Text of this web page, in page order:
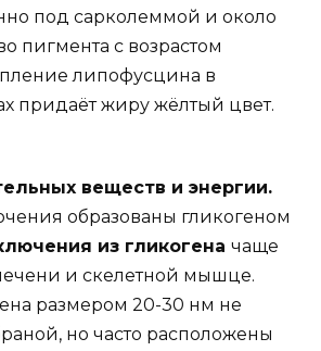
под сарколеммой и около
пигмента с возрастом
липофусцина в
придаёт жиру жёлтый цвет.
веществ и энергии.
образованы гликогеном
из гликогена чаще
и скелетной мышце.
размером 20-30 нм не
но часто расположены